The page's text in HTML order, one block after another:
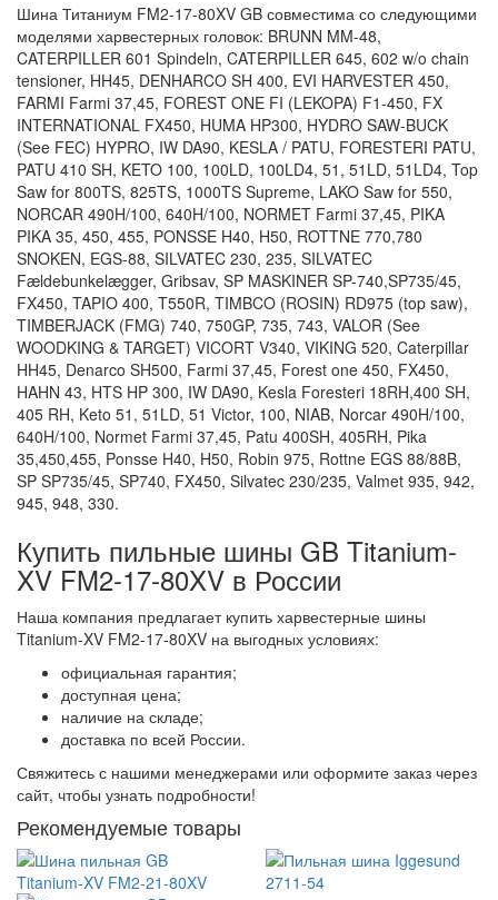
Шина Титаниум FM2-17-80XV GB совместима со следующими
моделями харвестерных головок: BRUNN MM-48,
CATERPILLER 601 Spindeln, CATERPILLER 645, 602 w/o chain
tensioner, HH45, DENHARCO SH 400, EVI HARVESTER 450,
FARMI Farmi 37,45, FOREST ONE FI (LEKOPA) F1-450, FX
INTERNATIONAL FX450, HUMA HP300, HYDRO SAW-BUCK
(See FEC) HYPRO, IW DA90, KESLA / PATU, FORESTERI PATU,
PATU 410 SH, KETO 100, 100LD, 100LD4, 51, 51LD, 51LD4, Top
Saw for 800TS, 825TS, 1000TS Supreme, LAKO Saw for 550,
NORCAR 490H/100, 640H/100, NORMET Farmi 37,45, PIKA
PIKA 35, 450, 455, PONSSE H40, H50, ROTTNE 770,780
SNOKEN, EGS-88, SILVATEC 230, 235, SILVATEC
Fældebunkelægger, Gribsav, SP MASKINER SP-740,SP735/45,
FX450, TAPIO 400, T550R, TIMBCO (ROSIN) RD975 (top saw),
TIMBERJACK (FMG) 740, 750GP, 735, 743, VALOR (See
WOODKING & TARGET) VICORT V340, VIKING 520, Caterpillar
HH45, Denarco SH500, Farmi 37,45, Forest one 450, FX450,
HAHN 43, HTS HP 300, IW DA90, Kesla Foresteri 18RH,400 SH,
405 RH, Keto 51, 51LD, 51 Victor, 100, NIAB, Norcar 490H/100,
640H/100, Normet Farmi 37,45, Patu 400SH, 405RH, Pika
35,450,455, Ponsse H40, H50, Robin 975, Rottne EGS 88/88B,
SP SP735/45, SP740, FX450, Silvatec 230/235, Valmet 935, 942,
945, 948, 330.
Купить пильные шины GB Titanium-
XV FM2-17-80XV в России
Наша компания предлагает купить харвестерные шины
Titanium-XV FM2-17-80XV на выгодных условиях:
официальная гарантия;
доступная цена;
наличие на складе;
доставка по всей России.
Свяжитесь с нашими менеджерами или оформите заказ через
сайт, чтобы узнать подробности!
Рекомендуемые товары